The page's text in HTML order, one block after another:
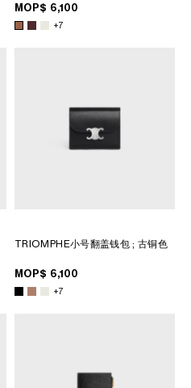
MOP$ 6,100
+7
TRIOMPHE小号翻盖钱包; 古铜色
MOP$ 6,100
+7